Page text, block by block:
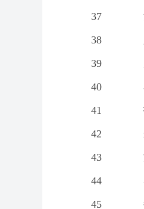
37
38
39
40
41
42
43
44
45